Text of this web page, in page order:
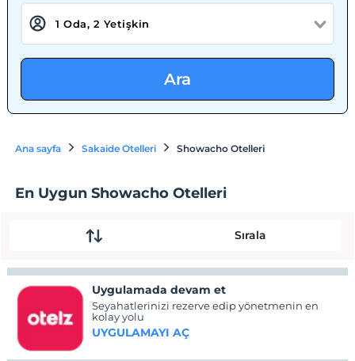
Ara
Ana sayfa Sakaide Otelleri Showacho Otelleri
En Uygun Showacho Otelleri
Sırala
Uygulamada devam et
Seyahatlerinizi rezerve edip yönetmenin en
kolay yolu
UYGULAMAYI AÇ